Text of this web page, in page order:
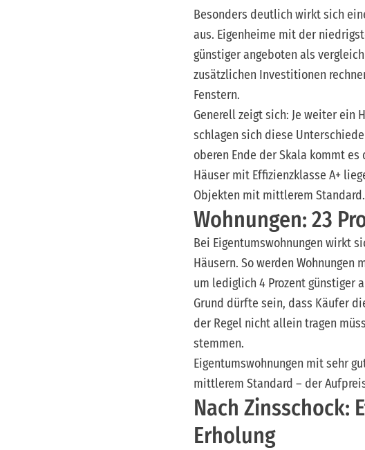
Besonders deutlich wirkt sich
aus. Eigenheime mit der
günstiger angeboten als
zusätzlichen Investitionen
Fenstern.
Generell zeigt sich: Je weiter
schlagen sich diese
oberen Ende der Skala kommt
Häuser mit Effizienzklasse A+
Objekten mit mittlerem Standard.
Wohnungen: 23
Bei Eigentumswohnungen wirkt
Häusern. So werden
um lediglich 4 Prozent günstiger
Grund dürfte sein, dass Käufer
der Regel nicht allein tragen
stemmen.
Eigentumswohnungen mit sehr
mittlerem Standard – der
Nach
Erholung